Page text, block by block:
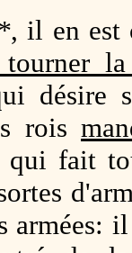
*, il en est
la
désire
rois
fait
armées: